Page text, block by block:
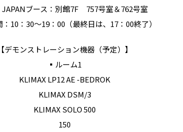
ブース：別館7F 757号室＆762号室
10：30～19：00（最終日は、17：00終了）
【デモンストレーション機器（予定）】
▪️ルーム1
KLIMAX LP12 AE -BEDROK
KLIMAX DSM/3
KLIMAX SOLO 500
150